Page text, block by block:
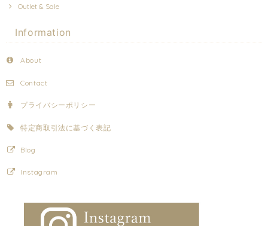
Outlet & Sale
Information
About
Contact
プライバシーポリシー
特定商取引法に基づく表記
Blog
Instagram